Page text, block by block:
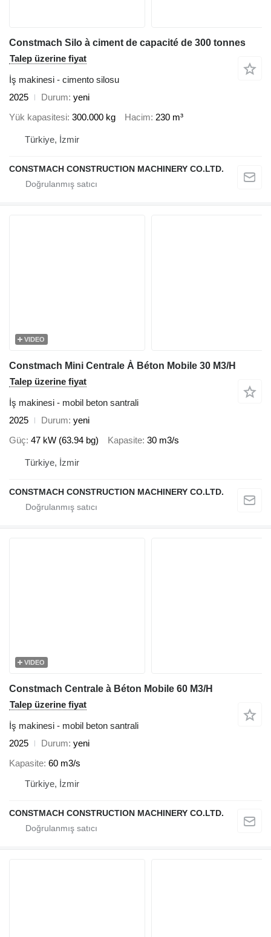
Constmach Silo à ciment de capacité de 300 tonnes
Talep üzerine fiyat
İş makinesi - cimento silosu
2025
Durum yeni
Yük kapasitesi 300.000 kg Hacim 230 m³
Türkiye, İzmir
CONSTMACH CONSTRUCTION MACHINERY CO.LTD.
VIDEO
Constmach Mini Centrale À Béton Mobile 30 M3/H
Talep üzerine fiyat
İş makinesi - mobil beton santrali
2025
Durum yeni
Güç 47 kW (63.94 bg) Kapasite 30 m3/s
Türkiye, İzmir
CONSTMACH CONSTRUCTION MACHINERY CO.LTD.
VIDEO
Constmach Centrale à Béton Mobile 60 M3/H
Talep üzerine fiyat
İş makinesi - mobil beton santrali
2025
Durum yeni
Kapasite 60 m3/s
Türkiye, İzmir
CONSTMACH CONSTRUCTION MACHINERY CO.LTD.